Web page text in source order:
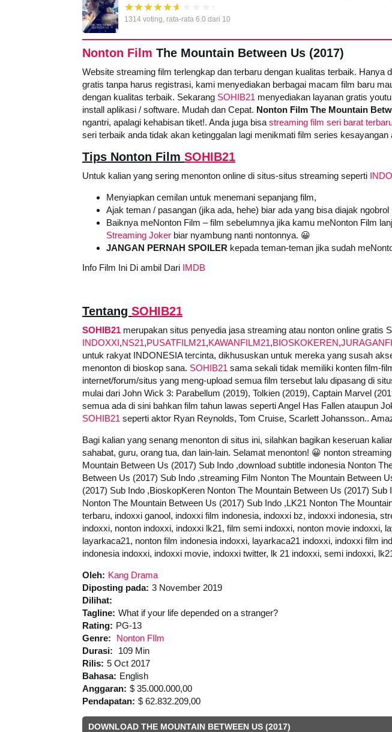
1314 voting, rata-rata 6.0 dari 10
Nonton Film The Mountain Between Us (2017)
Website streaming film terlengkap dan terbaru dengan kualitas terbaik. Hanya
gratis tanpa harus registrasi, kami menyediakan berbagai macam film baru
dengan kualitas terbaik. Sekarang SOHIB21 menyediakan layanan gratis
install aplikasi / software. Mudah dan Cepat. Nonton Film The Mountain
ngantri, apalagi kehabisan tiket!. Anda juga bisa streaming film seri barat
seri terbaik anda tidak akan ketinggalan lagi menikmati film series kesayangan
Tips Nonton Film SOHIB21
Untuk kalian yang sering menonton online di situs-situs streaming seperti
Menyiapkan cemilan untuk menemani sepanjang film,
Ajak teman / pasangan (jika ada, hehe) biar ada yang bisa diajak
Baiknya meNonton Film – film sebelumnya jika kamu meNonton Film
Streaming Joker biar nyambung nanti nontonnya. 😀
JANGAN PERNAH SPOILER kepada teman-teman jika sudah
Info Film Ini Di ambil Dari IMDB
Tentang SOHIB21
SOHIB21 merupakan situs penyedia jasa streaming atau nonton online gratis
INDOXXI,NS21,PUSATFILM21,KAWANFILM21,BIOSKOKEREN,
untuk rakyat INDONESIA tercinta, dikhususkan untuk mereka yang susah
menonton di bioskop sana. SOHIB21 sama sekali tidak memiliki konten film-
internet/forum/situs yang meng-upload semua film tersebut lalu dipasang di
mulai dari John Wick 3: Parabellum (2019), Tolkien (2019), Captain Marvel
semua ada di sini bahkan film tahun lawas seperti Angel Has Fallen ataupun
SOHIB21 seperti aktor Ryan Reynolds, Tom Cruise, Scarlett Johansson..
Bagi kalian yang senang menonton di situs ini, silahkan bagikan keseruan
sahabat, guru, orang tua, dan lain-lain. Selamat menonton! 😀 nonton
Mountain Between Us (2017) Sub Indo ,download subtitle indonesia Nonton
Between Us (2017) Sub Indo ,streaming Film Nonton The Mountain Between
(2017) Sub Indo ,BioskopKeren Nonton The Mountain Between Us (2017)
Nonton The Mountain Between Us (2017) Sub Indo ,LK21 Nonton The
terbaru, indoxxi ganool, indoxxi film indonesia, indoxxi bz, indoxxi indonesia,
indoxxi, nonton indoxxi, indoxxi lk21, film semi indoxxi, nonton movie indoxxi,
layarkaca21, nonton film indonesia indoxxi, layarkaca21 indoxxi, indoxxi film
indonesia indoxxi, indoxxi movie, indoxxi twitter, lk 21 indoxxi, semi indoxxi,
Oleh: Kang Drama
Diposting pada: 3 November 2019
Dilihat:
Tagline: What if your life depended on a stranger?
Rating: PG-13
Genre:
Nonton FIlm
Durasi:
109 Min
Rilis: 5 Oct 2017
Bahasa: English
Anggaran: $ 35.000.000,00
Pendapatan: $ 62.832.209,00
DOWNLOAD THE MOUNTAIN BETWEEN US (2017)